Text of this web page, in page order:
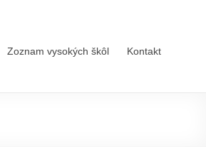
Zoznam vysokých škôl Kontakt